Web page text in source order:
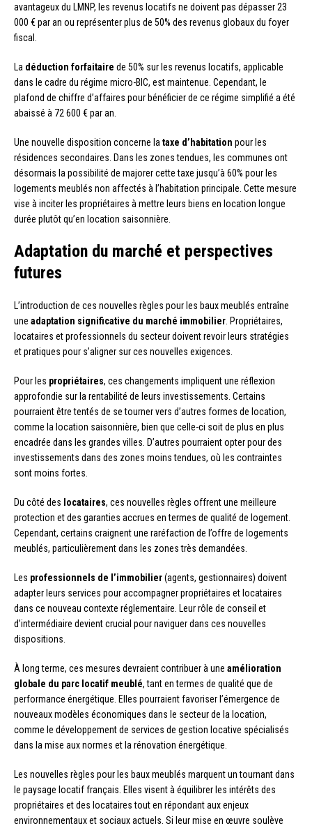
avantageux du LMNP, les revenus locatifs ne doivent pas dépasser 23
000 € par an ou représenter plus de 50% des revenus globaux du foyer
fiscal.
La déduction forfaitaire de 50% sur les revenus locatifs, applicable
dans le cadre du régime micro-BIC, est maintenue. Cependant, le
plafond de chiffre d’affaires pour bénéficier de ce régime simplifié a été
abaissé à 72 600 € par an.
Une nouvelle disposition concerne la taxe d’habitation pour les
résidences secondaires. Dans les zones tendues, les communes ont
désormais la possibilité de majorer cette taxe jusqu’à 60% pour les
logements meublés non affectés à l’habitation principale. Cette mesure
vise à inciter les propriétaires à mettre leurs biens en location longue
durée plutôt qu’en location saisonnière.
Adaptation du marché et perspectives
futures
L’introduction de ces nouvelles règles pour les baux meublés entraîne
une adaptation significative du marché immobilier . Propriétaires,
locataires et professionnels du secteur doivent revoir leurs stratégies
et pratiques pour s’aligner sur ces nouvelles exigences.
Pour les propriétaires, ces changements impliquent une réflexion
approfondie sur la rentabilité de leurs investissements. Certains
pourraient être tentés de se tourner vers d’autres formes de location,
comme la location saisonnière, bien que celle-ci soit de plus en plus
encadrée dans les grandes villes. D’autres pourraient opter pour des
investissements dans des zones moins tendues, où les contraintes
sont moins fortes.
Du côté des locataires, ces nouvelles règles offrent une meilleure
protection et des garanties accrues en termes de qualité de logement.
Cependant, certains craignent une raréfaction de l’offre de logements
meublés, particulièrement dans les zones très demandées.
Les professionnels de l’immobilier(agents, gestionnaires) doivent
adapter leurs services pour accompagner propriétaires et locataires
dans ce nouveau contexte réglementaire. Leur rôle de conseil et
d’intermédiaire devient crucial pour naviguer dans ces nouvelles
dispositions.
À long terme, ces mesures devraient contribuer à une amélioration
globale du parc locatif meublé, tant en termes de qualité que de
performance énergétique. Elles pourraient favoriser l’émergence de
nouveaux modèles économiques dans le secteur de la location,
comme le développement de services de gestion locative spécialisés
dans la mise aux normes et la rénovation énergétique.
Les nouvelles règles pour les baux meublés marquent un tournant dans
le paysage locatif français. Elles visent à équilibrer les intérêts des
propriétaires et des locataires tout en répondant aux enjeux
environnementaux et sociaux actuels. Si leur mise en œuvre soulève